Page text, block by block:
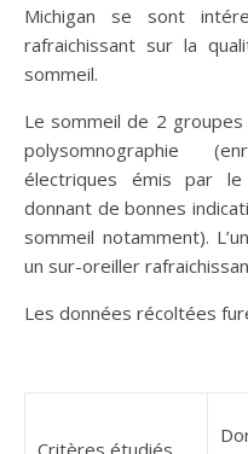
Michigan se sont
rafraichissant sur la
sommeil.
Le sommeil de 2
polysomnographie
électriques émis par
donnant de bonnes
sommeil notamment).
un sur-oreiller
Les données récoltées
Critères étudiés